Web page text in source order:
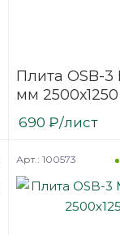
Плита OSB-
мм
690 ₽/лист
Арт.: 100573